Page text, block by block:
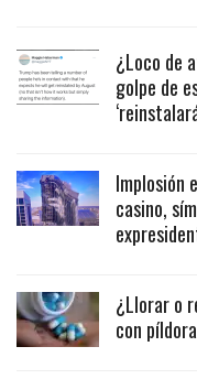
¿Loco de
golpe de
Implosión
casino,
¿Llorar o
con